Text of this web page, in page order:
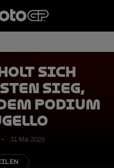
sich
Sieg,
Podium
31 Mai 2026